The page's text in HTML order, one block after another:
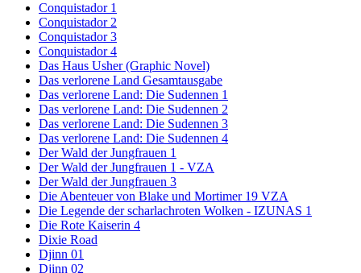
Conquistador 1
Conquistador 2
Conquistador 3
Conquistador 4
Das Haus Usher (Graphic Novel)
Das verlorene Land Gesamtausgabe
Das verlorene Land: Die Sudennen 1
Das verlorene Land: Die Sudennen 2
Das verlorene Land: Die Sudennen 3
Das verlorene Land: Die Sudennen 4
Der Wald der Jungfrauen 1
Der Wald der Jungfrauen 1 - VZA
Der Wald der Jungfrauen 3
Die Abenteuer von Blake und Mortimer 19 VZA
Die Legende der scharlachroten Wolken - IZUNAS 1
Die Rote Kaiserin 4
Dixie Road
Djinn 01
Djinn 02